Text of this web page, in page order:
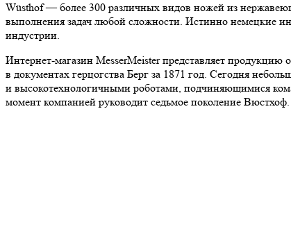
Wüsthof — более 300 различных видов ножей из
выполнения задач любой сложности. Истинно немецкие
индустрии.
Интернет-магазин MesserMeister представляет
в документах герцогства Берг за 1871 год. Сегодня
и высокотехнологичными роботами, подчиняющимися
момент компанией руководит седьмое поколение Вюстхоф.